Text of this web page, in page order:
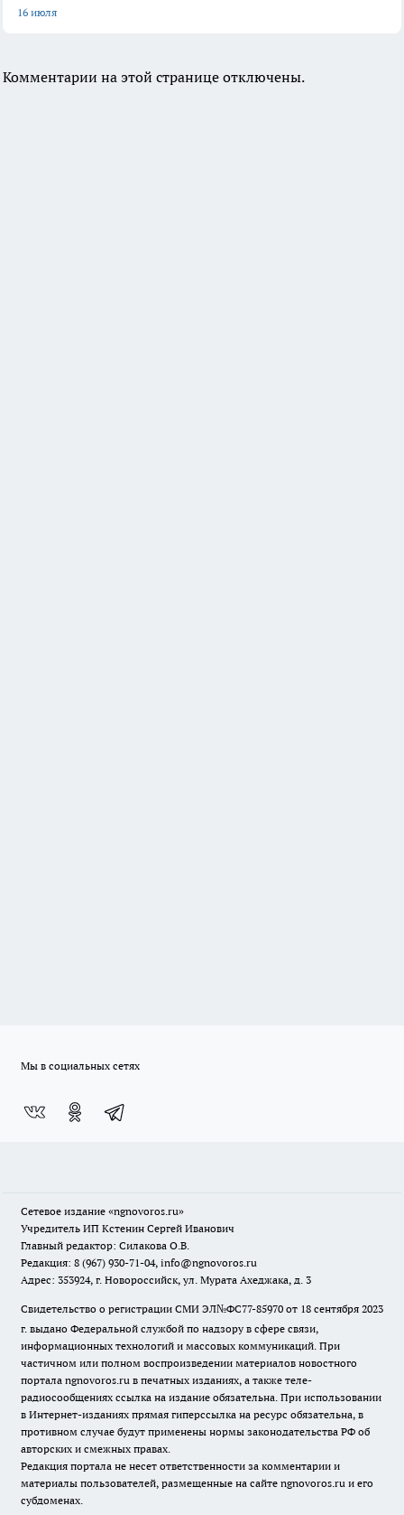
16 июля
Комментарии на этой странице отключены.
Мы в социальных сетях
Сетевое издание «ngnovoros.ru»
Учредитель ИП Кстенин Сергей Иванович
Главный редактор: Силакова О.В.
Редакция: 8 (967) 930-71-04, info@ngnovoros.ru
Адрес: 353924, г. Новороссийск, ул. Мурата Ахеджака, д. 3
Свидетельство о регистрации СМИ ЭЛ№ФС77-85970 от 18 сентября 2023
г. выдано Федеральной службой по надзору в сфере связи,
информационных технологий и массовых коммуникаций. При
частичном или полном воспроизведении материалов новостного
портала ngnovoros.ru в печатных изданиях, а также теле-
радиосообщениях ссылка на издание обязательна. При использовании
в Интернет-изданиях прямая гиперссылка на ресурс обязательна, в
противном случае будут применены нормы законодательства РФ об
авторских и смежных правах.
Редакция портала не несет ответственности за комментарии и
материалы пользователей, размещенные на сайте ngnovoros.ru и его
субдоменах.